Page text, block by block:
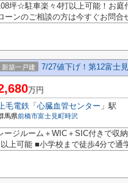
坪☆駐車楽々4打以上可能！お
ーンのご相談の方は今すぐお問合
新築一戸建 7/27値下げ！第12富士
万円
毛電鉄 「 心臓血管センター 」駅
馬県前橋市富士見町時沢
ジルーム＋WIC＋SIC付きで収
上可能 ■小学校まで徒歩4分で通